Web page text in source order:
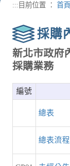
::: 目前位置 ： 首頁
採購
新北市政府
採購業務
編號
總表
總表流